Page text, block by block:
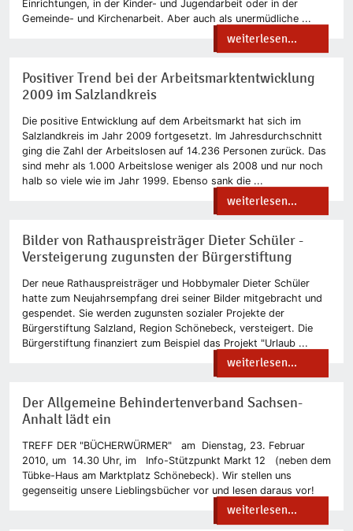
Einrichtungen, in der Kinder- und Jugendarbeit oder in der
Gemeinde- und Kirchenarbeit. Aber auch als unermüdliche ...
weiterlesen...
Positiver Trend bei der Arbeitsmarktentwicklung
2009 im Salzlandkreis
Die positive Entwicklung auf dem Arbeitsmarkt hat sich im
Salzlandkreis im Jahr 2009 fortgesetzt. Im Jahresdurchschnitt
ging die Zahl der Arbeitslosen auf 14.236 Personen zurück. Das
sind mehr als 1.000 Arbeitslose weniger als 2008 und nur noch
halb so viele wie im Jahr 1999. Ebenso sank die ...
weiterlesen...
Bilder von Rathauspreisträger Dieter Schüler -
Versteigerung zugunsten der Bürgerstiftung
Der neue Rathauspreisträger und Hobbymaler Dieter Schüler
hatte zum Neujahrsempfang drei seiner Bilder mitgebracht und
gespendet. Sie werden zugunsten sozialer Projekte der
Bürgerstiftung Salzland, Region Schönebeck, versteigert. Die
Bürgerstiftung finanziert zum Beispiel das Projekt "Urlaub ...
weiterlesen...
Der Allgemeine Behindertenverband Sachsen-
Anhalt lädt ein
TREFF DER "BÜCHERWÜRMER" am Dienstag, 23. Februar
2010, um 14.30 Uhr, im Info-Stützpunkt Markt 12 (neben dem
Tübke-Haus am Marktplatz Schönebeck). Wir stellen uns
gegenseitig unsere Lieblingsbücher vor und lesen daraus vor!
weiterlesen...